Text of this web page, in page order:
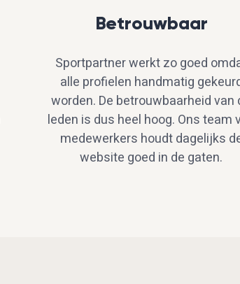
Betrouwbaar
Sportpartner werkt zo goed
alle profielen handmatig
worden. De betrouwbaarheid van
leden is dus heel hoog. Ons team
medewerkers houdt dagelijks
website goed in de gaten.